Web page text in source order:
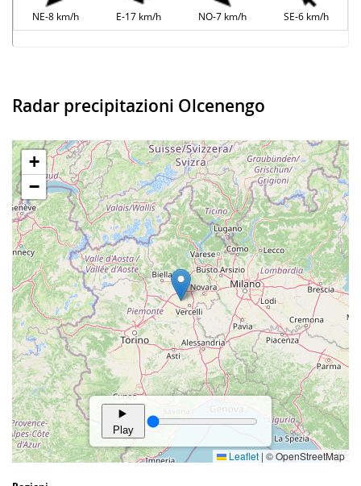
NE-8 km/h E-17 km/h NO-7 km/h SE-6 km/h
Radar precipitazioni Olcenengo